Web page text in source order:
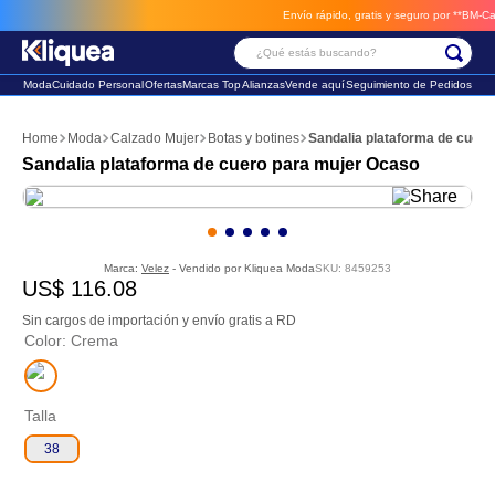
Envío rápido, gratis y seguro por **BM-
¿Qué estás buscando?
ModaCuidado PersonalOfertasMarcas TopAlianzasVende aquíSeguimiento de Pedidos
Moda Calzado Mujer Botas y botines Sandalia plataforma de
Sandalia plataforma de cuero para mujer Ocaso
Marca: Velez - Vendido por Kliquea ModaSKU: 8459253
US$ 116.08
Sin cargos de importación y envío gratis a RD
Color: Crema
Talla
38
2. sandalia